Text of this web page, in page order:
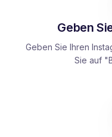
Geben
Geben Sie Ihren
Sie auf